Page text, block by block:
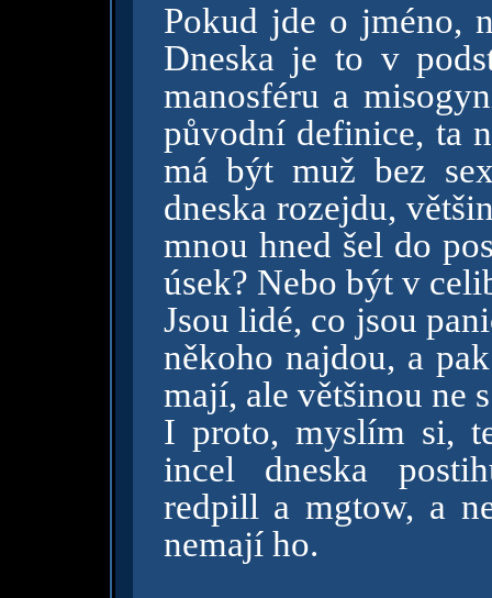
Pokud jde o jméno,
Dneska je to v
manosféru a
původní definice, ta
má být muž bez
dneska rozejdu,
mnou hned šel do
úsek? Nebo být v
Jsou lidé, co jsou
někoho najdou, a
mají, ale většinou ne
I proto, myslím si,
incel dneska
redpill a mgtow, a
nemají ho.